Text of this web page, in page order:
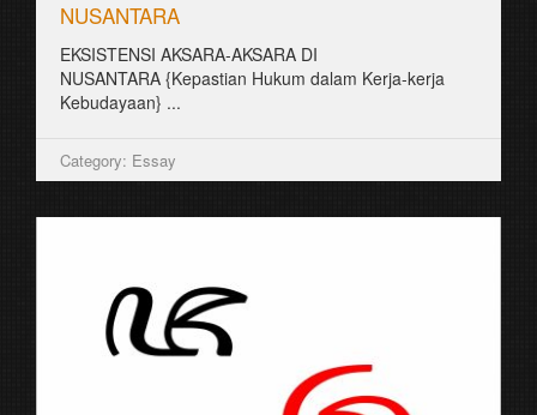
NUSANTARA
EKSISTENSI AKSARA-AKSARA DI
NUSANTARA {Kepastian Hukum dalam Kerja-kerja
Kebudayaan} ...
Category: Essay